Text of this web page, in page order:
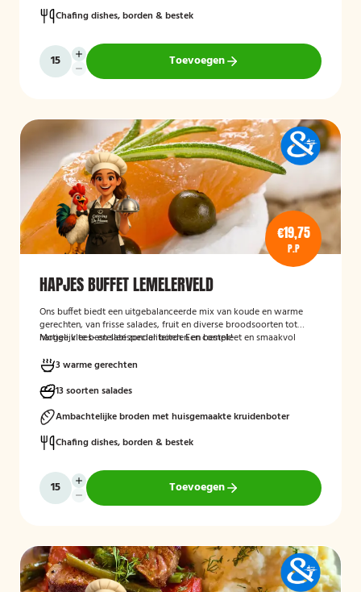
Chafing dishes, borden & bestek
Toevoegen
€19,75
P.P
HAPJES BUFFET LEMELERVELD
Ons buffet biedt een uitgebalanceerde mix van koude en warme
gerechten, van frisse salades, fruit en diverse broodsoorten tot
hartige vlees- en satéspecialiteiten. Een compleet en smaakvol
Mogelijk te bestellen zonder borden en bestek!
3 warme gerechten
13 soorten salades
Ambachtelijke broden met huisgemaakte kruidenboter
Chafing dishes, borden & bestek
Toevoegen